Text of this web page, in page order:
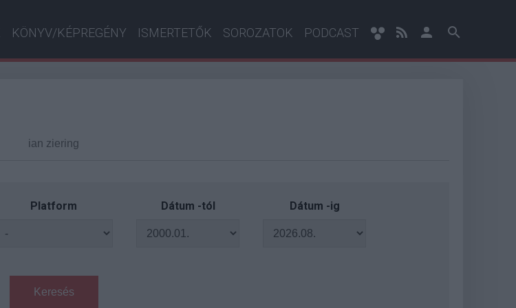
KÖNYV/KÉPREGÉNY ISMERTETŐK SOROZATOK PODCAST
Platform Dátum -tól Dátum -ig
Keresés